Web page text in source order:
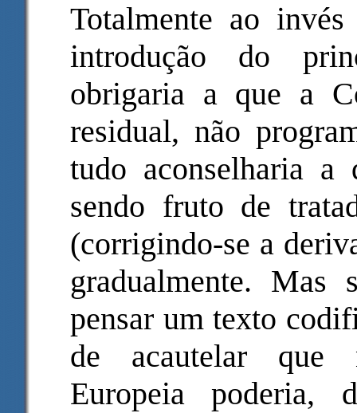
Totalmente ao
introdução do
obrigaria a que a
residual, não
tudo aconselharia a
sendo fruto de
(corrigindo-se a
gradualmente.
pensar um texto
de acautelar que
Europeia poderia,